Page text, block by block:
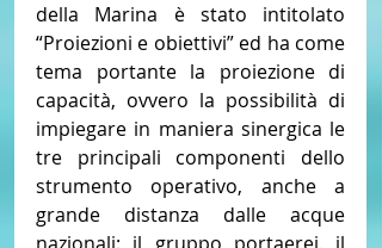
della Marina è stato intitolato
“Proiezioni e obiettivi” ed ha come
tema portante la proiezione di
capacità, ovvero la possibilità di
impiegare in maniera sinergica le
tre principali componenti dello
strumento operativo, anche a
grande distanza dalle acque